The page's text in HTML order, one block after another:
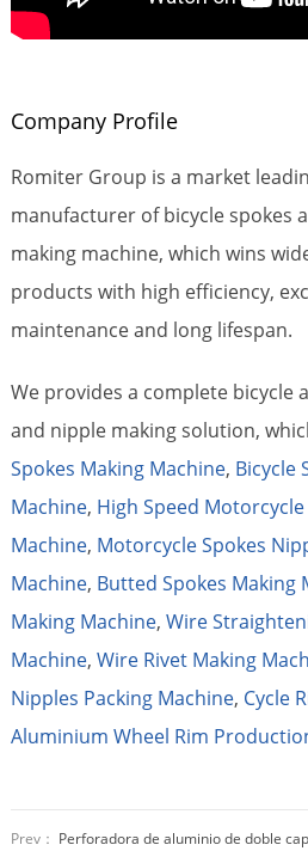
Company Profile
Romiter Group is a market
manufacturer of bicycle spokes
making machine, which wins
products with high efficiency,
maintenance and long lifespan.
We provides a complete bicycle
and nipple making solution,
Spokes Making Machine, Bicycle
Machine, High Speed
Machine, Motorcycle Spokes
Machine, Butted Spokes Making
Making Machine, Wire
Machine, Wire Rivet Making
Nipples Packing Machine, Cycle
Aluminium Wheel Rim
Prev： Perforadora de aluminio de doble